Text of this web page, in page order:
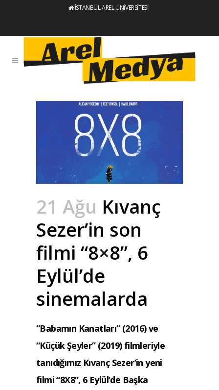
İSTANBUL AREL ÜNİVERSİTESİ
21 Ağu Kıvanç
Sezer’in son
filmi “8×8”, 6
Eylül’de
sinemalarda
“Babamın Kanatları” (2016) ve
“Küçük Şeyler” (2019) filmleriyle
tanıdığımız Kıvanç Sezer’in yeni
filmi “8X8”, 6 Eylül’de Başka